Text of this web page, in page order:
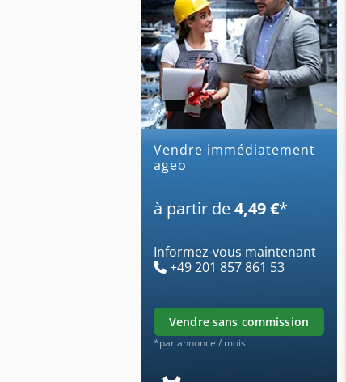
Vendre immédiatement
ageo
à partir de4,49 €*
Informez-vous maintenant
+49 201 857 861 53
vendre sans commission
*par annonce / mois